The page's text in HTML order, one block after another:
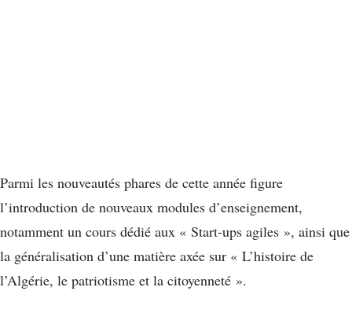
Parmi les nouveautés phares de cette année figure
l’introduction de nouveaux modules d’enseignement,
notamment un cours dédié aux « Start-ups agiles », ainsi que
la généralisation d’une matière axée sur « L’histoire de
l’Algérie, le patriotisme et la citoyenneté ».